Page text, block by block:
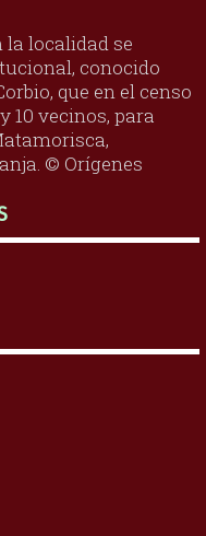
localidad se
conocido
que en el censo
10 vecinos, para
© Orígenes